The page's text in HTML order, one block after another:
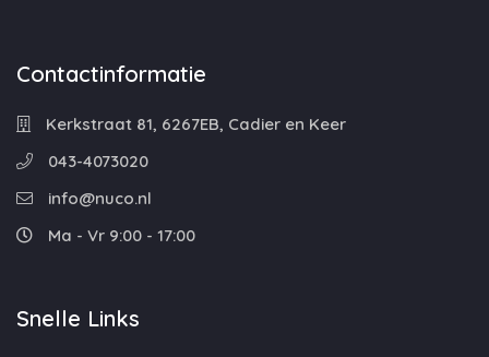
Contactinformatie
Kerkstraat 81, 6267EB, Cadier en Keer
043-4073020
info@nuco.nl
Ma - Vr 9:00 - 17:00
Snelle Links